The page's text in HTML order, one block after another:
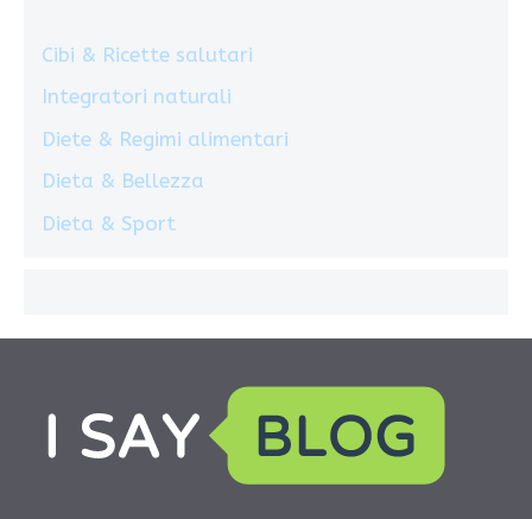
Cibi & Ricette salutari
Integratori naturali
Diete & Regimi alimentari
Dieta & Bellezza
Dieta & Sport